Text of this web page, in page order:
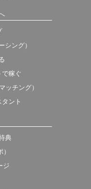
シング）
で稼ぐ
ッチング）
ント
典
ジ